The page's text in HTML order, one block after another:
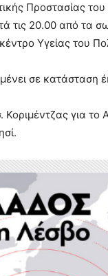
Προστασίας
τις 20.00 από τα
Υγείας του
σε κατάσταση
για το